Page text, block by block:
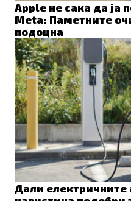
Apple не сака да ја
Meta: Паметните
подоцна
Дали електричните